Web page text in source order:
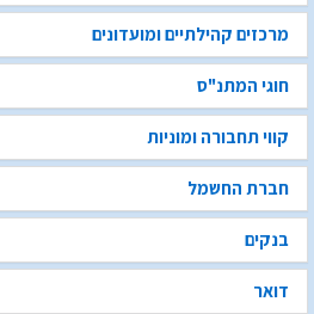
מרכזים קהילתיים ומועדונים
חוגי המתנ"ס
קווי תחבורה ומוניות
חברת החשמל
בנקים
דואר